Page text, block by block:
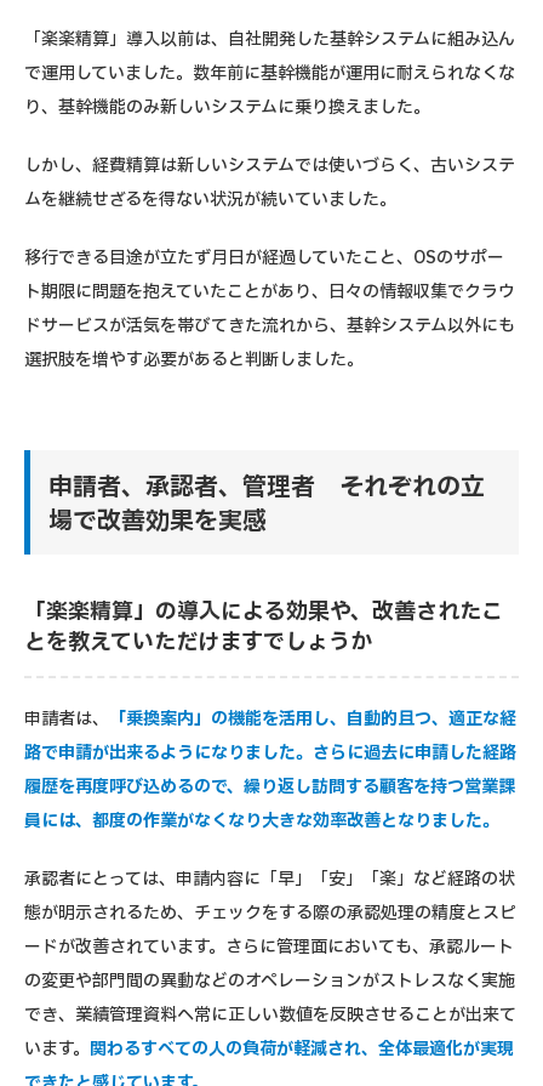
「楽楽精算」導入以前は、自社開発した基幹システムに組み込ん
で運用していました。数年前に基幹機能が運用に耐えられなくな
り、基幹機能のみ新しいシステムに乗り換えました。
しかし、経費精算は新しいシステムでは使いづらく、古いシステ
ムを継続せざるを得ない状況が続いていました。
移行できる目途が立たず月日が経過していたこと、OSのサポー
ト期限に問題を抱えていたことがあり、日々の情報収集でクラウ
ドサービスが活気を帯びてきた流れから、基幹システム以外にも
選択肢を増やす必要があると判断しました。
申請者、承認者、管理者 それぞれの立
場で改善効果を実感
「楽楽精算」の導入による効果や、改善されたこ
とを教えていただけますでしょうか
申請者は、
「乗換案内」の機能を活用し、自動的且つ、適正な経
路で申請が出来るようになりました。さらに過去に申請した経路
履歴を再度呼び込めるので、繰り返し訪問する顧客を持つ営業課
員には、都度の作業がなくなり大きな効率改善となりました。
承認者にとっては、申請内容に「早」「安」「楽」など経路の状
態が明示されるため、チェックをする際の承認処理の精度とスピ
ードが改善されています。さらに管理面においても、承認ルート
の変更や部門間の異動などのオペレーションがストレスなく実施
でき、業績管理資料へ常に正しい数値を反映させることが出来て
います。 関わるすべての人の負荷が軽減され、全体最適化が実現